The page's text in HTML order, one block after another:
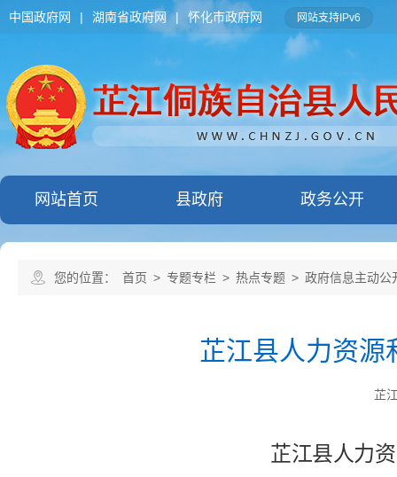
中国政府网 | 湖南省政府网 | 怀化市政府网 网站支持IPv6
网站首页 县政府 政务公开
您的位置： 首页 > 专题专栏 > 热点专题 > 政府信息主动公
芷江县人力资源
芷
芷江县人力